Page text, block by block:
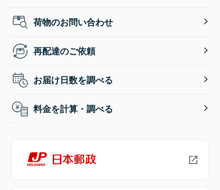
荷物のお問い合わせ
再配達のご依頼
お届け日数を調べる
料金を計算・調べる